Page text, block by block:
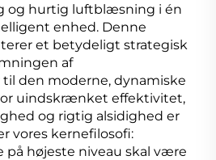
og hurtig luftblæsning i én
enhed. Denne
et betydeligt strategisk
af
den moderne, dynamiske
uindskrænket effektivitet,
og rigtig alsidighed er
vores kernefilosofi:
på højeste niveau skal være